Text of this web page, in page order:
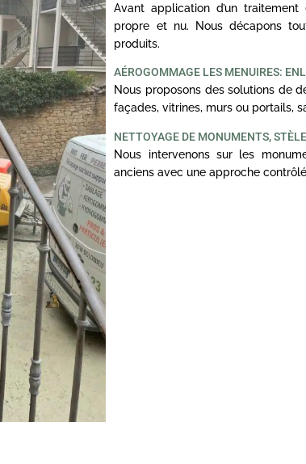
Avant application d’un
propre et nu. Nous décapons
produits.
AÉROGOMMAGE LES MENUIRES:
Nous proposons des solutions de
façades, vitrines, murs ou portails,
NETTOYAGE DE MONUMENTS,
Nous intervenons sur les
anciens avec une approche